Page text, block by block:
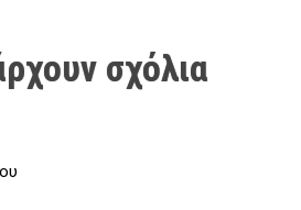
σχόλια